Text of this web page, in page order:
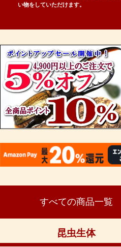
い物をしていただけます。
すべての商品一覧
昆虫生体